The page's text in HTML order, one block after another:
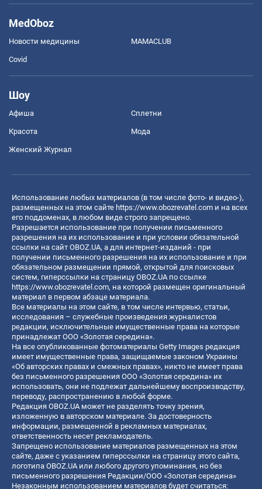
MedOboz
Новости медицины MAMACLUB
Covid
Шоу
Афиша Сплетни
Красота Мода
Женский Журнал
Использование любых материалов (в том числе фото- и видео-),
размещенных на этом сайте https://www.obozrevatel.com и на всех
его поддоменах, в любом виде строго запрещено.
Разрешается использование при получении письменного
разрешения на их использование и при условии обязательной
ссылки на сайт OBOZ.UA, а для интернет-изданий - при
получении письменного разрешения на их использование и при
обязательном размещении прямой, открытой для поисковых
систем, гиперссылки на страницу OBOZ.UA по ссылке
https://www.obozrevatel.com, на которой размещен оригинальный
материал в первом абзаце материала.
Все материалы на этом сайте, в том числе интервью, статьи,
исследования – служебные произведения журналистов
редакции, исключительные имущественные права на которые
принадлежат ООО «Золотая середина».
На все опубликованные фотоматериалы Getty Images редакция
имеет имущественные права, защищаемые законом Украины
«Об авторских правах и смежных правах», никто не имеет права
без письменного разрешения ООО «Золотая середина» их
использовать, они не подлежат дальнейшему воспроизводству,
переводу, распространению в любой форме.
Редакция OBOZ.UA может не разделять точку зрения,
изложенную в авторском материале. За достоверность
информации, размещенной в рекламных материалах,
ответственность несет рекламодатель.
Запрещено использование материалов размещенных на этом
сайте, даже с указанием гиперссылки на страницу этого сайта,
логотипа OBOZ.UA или любого другого упоминания, но без
письменного разрешения Редакции/ООО «Золотая середина»
Незаконным использованием материалов будет считаться: